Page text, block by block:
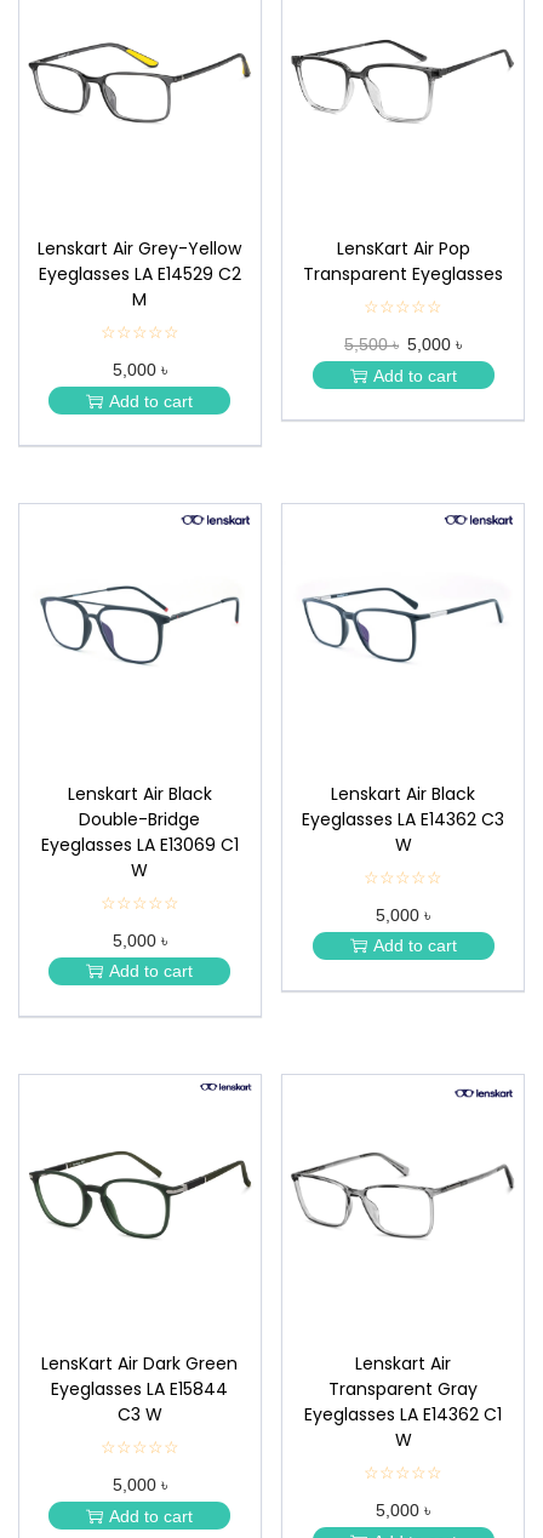
Lenskart Air Grey-Yellow
Eyeglasses LA E14529 C2
M
☆☆☆☆☆
★
★
★
★
5,000 ৳
Add to cart
LensKart Air Pop
Transparent Eyeglasses
☆☆☆☆☆
★
★
★
★
5,500 ৳ 5,000 ৳
Add to cart
Lenskart Air Black
Double-Bridge
Eyeglasses LA E13069 C1
W
☆☆☆☆☆
★
★
★
★
5,000 ৳
Add to cart
Lenskart Air Black
Eyeglasses LA E14362 C3
W
☆☆☆☆☆
★
★
★
★
5,000 ৳
Add to cart
LensKart Air Dark Green
Eyeglasses LA E15844
C3 W
☆☆☆☆☆
★
★
★
★
5,000 ৳
Add to cart
Lenskart Air
Transparent Gray
Eyeglasses LA E14362 C1
W
☆☆☆☆☆
★
★
★
5,000 ৳